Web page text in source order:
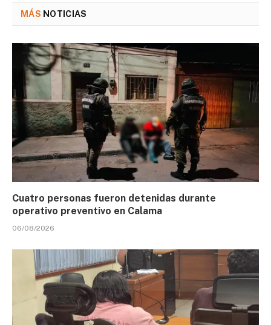
MÁS NOTICIAS
Cuatro personas fueron detenidas durante
operativo preventivo en Calama
06/08/2026